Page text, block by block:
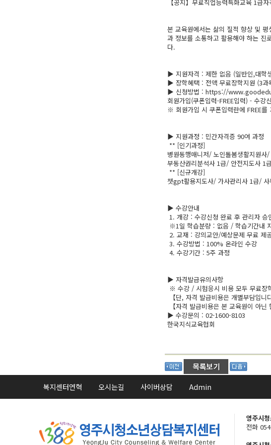
【공지】무료직업능력특화교육 1급자
본 교육원에서는 삶의 질적 향상 및
과 정보를 소통하고 활용해야 하는 진
다.
▶ 지원자격 : 제한 없음 (일반인,대학
▶ 장학혜택 : 전액 무료장학지원 (3과
▶ 신청방법 : https://
회원가입(쿠폰입력-FREE입력) - 수
※ 회원가입 시 쿠폰입력란에 FREE
▶ 지원과정 : 민간자격증 90여 과정
** [인기과정]
병원동행매니저/ 노인돌봄생활지원
부동산권리분석사 1급/ 안전지도사 1
** [신규개강]
챗gpt활용지도사/ 가사관리사 1급/
▶ 수강안내
1. 개강 : 수강신청 완료 후 관리자
※1일 학습분량 : 없음 / 학습기간내
2. 교재 : 강의교안/예상문제 무료 제
3. 수강방법 : 100% 온라인 수강
4. 수강기간 : 5주 과정
▶ 자격발급유의사항
※ 수강 / 시험응시 비용 모두 무료장
【단, 자격 발급비용은 개별부담입니
【자격 발급비용은 본 교육원이 아닌
▶ 수강문의 : 02-1600-8103
한국지식교육협회
복지센터연혁 오시는길 사이버상담 Admin
영주시
전화